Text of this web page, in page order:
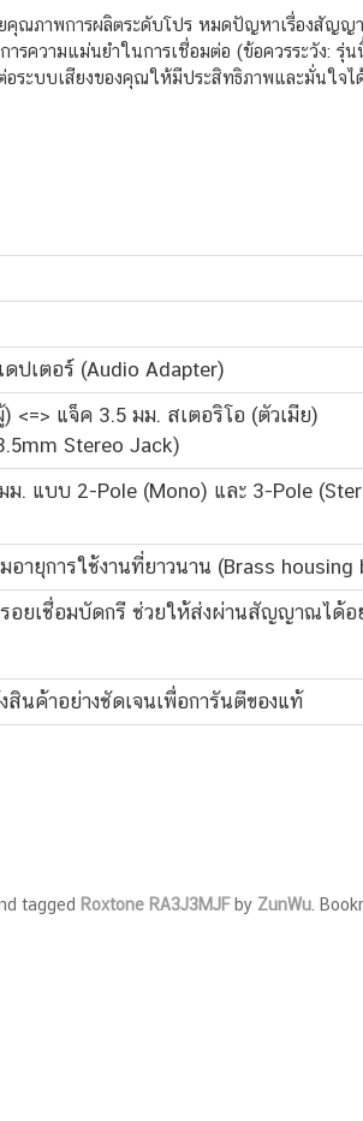
ภาพการผลิตระดับโปร หมดปัญหาเรื่องสัญญ
รความแม่นยำในการเชื่อมต่อ (ข้อควรระวัง:
ระบบเสียงของคุณให้มีประสิทธิภาพและมั่นใจ
ปเตอร์ (Audio Adapter)
<=> แจ็ค 3.5 มม. สเตอริโอ (ตัวเมีย)
Stereo Jack)
ม. แบบ 2-Pole (Mono) และ 3-Pole
อายุการใช้งานที่ยาวนาน (Brass
อยเชื่อมบัดกรี ช่วยให้ส่งผ่านสัญญาณได้
สินค้าอย่างชัดเจนเพื่อการันตีของแท้
tagged Roxtone RA3J3MJFby ZunWu .